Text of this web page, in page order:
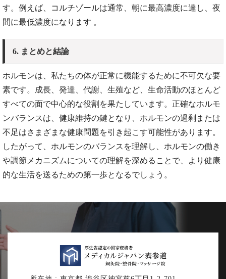
す。例えば、コルチゾールは通常、朝に最高濃度に達し、夜
間に最低濃度になります​ 。
6. まとめと結論
ホルモンは、私たちの体が正常に機能するために不可欠な要
素です。成長、発達、代謝、生殖など、生命活動のほとんど
すべての面で中心的な役割を果たしています。正確なホルモ
ンバランスは、健康維持の鍵となり、ホルモンの過剰または
不足はさまざまな健康問題を引き起こす可能性があります。
したがって、ホルモンのバランスを理解し、ホルモンの働き
や調節メカニズムについての理解を深めることで、より健康
的な生活を送るための第一歩となるでしょう。